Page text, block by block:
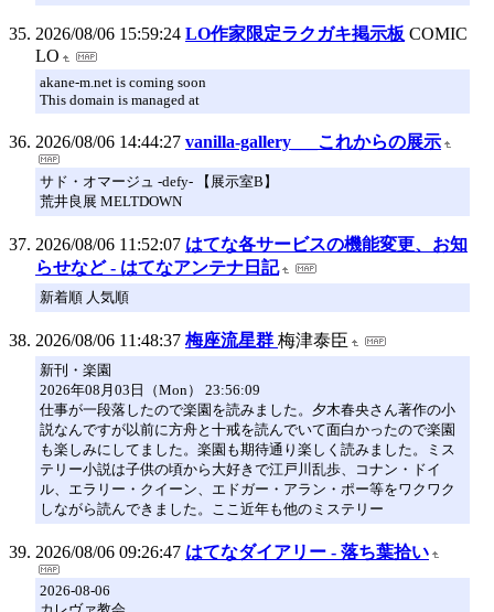
2026/08/06 15:59:24 LO作家限定ラクガキ掲示板 COMIC
LO
akane-m.net is coming soon
This domain is managed at
2026/08/06 14:44:27 vanilla-gallery___これからの展示
サド・オマージュ -defy- 【展示室B】
荒井良展 MELTDOWN
2026/08/06 11:52:07 はてな各サービスの機能変更、お知
らせなど - はてなアンテナ日記
新着順 人気順
2026/08/06 11:48:37 梅座流星群 梅津泰臣
新刊・楽園
2026年08月03日（Mon） 23:56:09
仕事が一段落したので楽園を読みました。夕木春央さん著作の小
説なんですが以前に方舟と十戒を読んでいて面白かったので楽園
も楽しみにしてました。楽園も期待通り楽しく読みました。ミス
テリー小説は子供の頃から大好きで江戸川乱歩、コナン・ドイ
ル、エラリー・クイーン、エドガー・アラン・ポー等をワクワク
しながら読んできました。ここ近年も他のミステリー
2026/08/06 09:26:47 はてなダイアリー - 落ち葉拾い
2026-08-06